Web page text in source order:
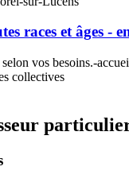
races et âges -
vos besoins.-
collectives